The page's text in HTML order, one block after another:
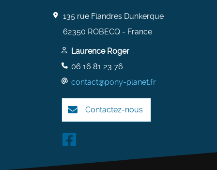
135 rue Flandres Dunkerque
62350 ROBECQ - France
Laurence Roger
06 16 81 23 76
contact@pony-planet.fr
Contactez-nous